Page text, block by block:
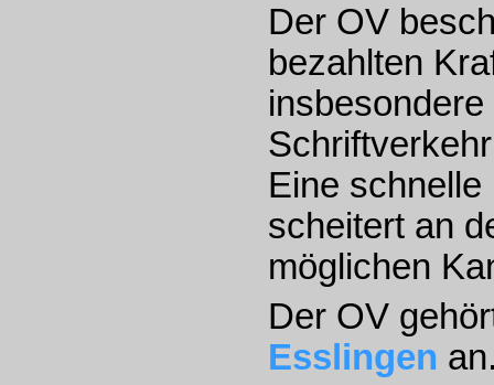
Der OV
bezahlten
Eine
scheitert an
möglichen
Der OV
Esslingen